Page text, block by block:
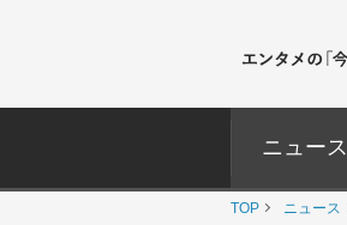
ニュース
TOP ニュース